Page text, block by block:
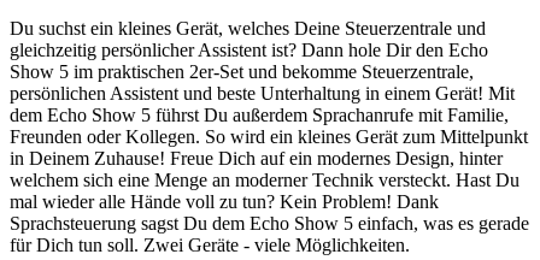
Du suchst ein kleines Gerät, welches Deine Steuerzentrale und
gleichzeitig persönlicher Assistent ist? Dann hole Dir den Echo
Show 5 im praktischen 2er-Set und bekomme Steuerzentrale,
persönlichen Assistent und beste Unterhaltung in einem Gerät! Mit
dem Echo Show 5 führst Du außerdem Sprachanrufe mit Familie,
Freunden oder Kollegen. So wird ein kleines Gerät zum Mittelpunkt
in Deinem Zuhause! Freue Dich auf ein modernes Design, hinter
welchem sich eine Menge an moderner Technik versteckt. Hast Du
mal wieder alle Hände voll zu tun? Kein Problem! Dank
Sprachsteuerung sagst Du dem Echo Show 5 einfach, was es gerade
für Dich tun soll. Zwei Geräte - viele Möglichkeiten.